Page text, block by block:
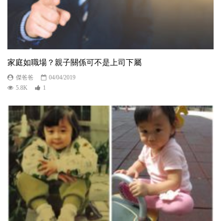
家庭如職場？親子關係可不是上司下屬
傑爸爸
04/04/2019
5.8K
1